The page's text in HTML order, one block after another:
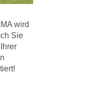
wird
Sie